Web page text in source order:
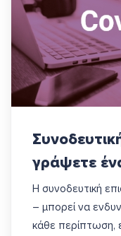
γράψετε
Η συνοδευτική
– μπορεί να
κάθε περίπτωση,